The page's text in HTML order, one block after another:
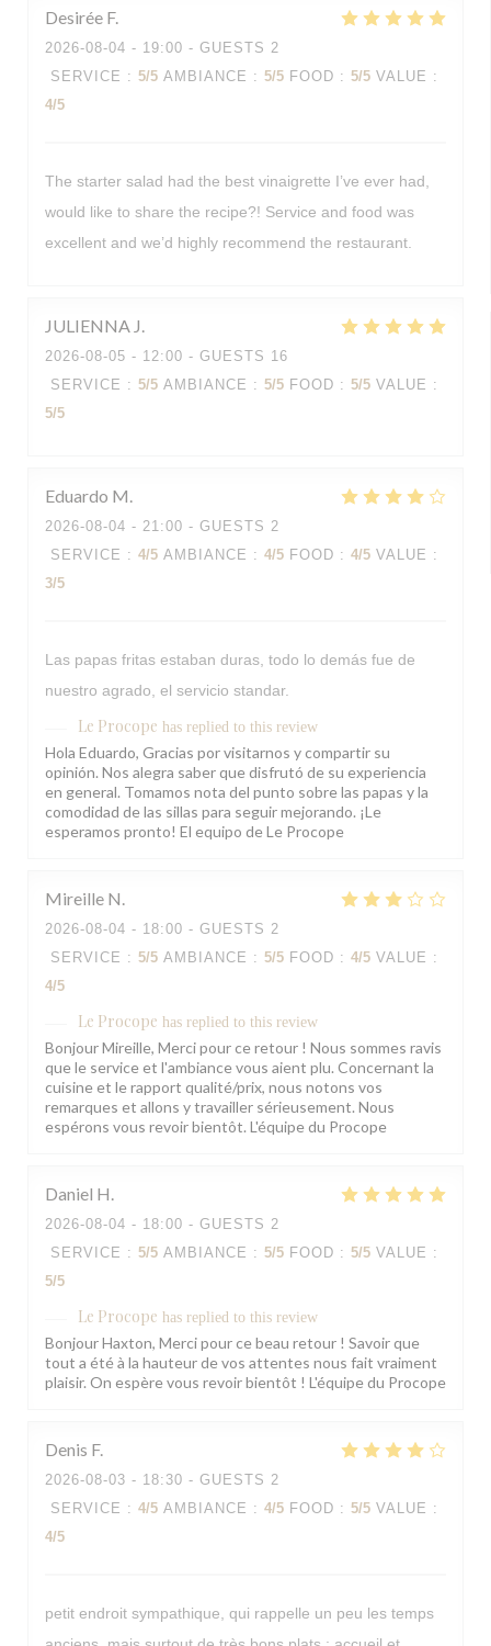
Desirée F
2026-08-04 - 19:00 - GUESTS 2
SERVICE : 5/5 AMBIANCE : 5/5 FOOD : 5/5 VALUE :
4/5
The starter salad had the best vinaigrette I’ve ever had,
would like to share the recipe?! Service and food was
excellent and we’d highly recommend the restaurant.
JULIENNA J
2026-08-05 - 12:00 - GUESTS 16
SERVICE : 5/5 AMBIANCE : 5/5 FOOD : 5/5 VALUE :
5/5
Eduardo M
2026-08-04 - 21:00 - GUESTS 2
SERVICE : 4/5 AMBIANCE : 4/5 FOOD : 4/5 VALUE :
3/5
Las papas fritas estaban duras, todo lo demás fue de
nuestro agrado, el servicio standar.
Le Procope has replied to this review
Hola Eduardo, Gracias por visitarnos y compartir su
opinión. Nos alegra saber que disfrutó de su experiencia
en general. Tomamos nota del punto sobre las papas y la
comodidad de las sillas para seguir mejorando. ¡Le
esperamos pronto! El equipo de Le Procope
Mireille N
2026-08-04 - 18:00 - GUESTS 2
SERVICE : 5/5 AMBIANCE : 5/5 FOOD : 4/5 VALUE :
4/5
Le Procope has replied to this review
Bonjour Mireille, Merci pour ce retour ! Nous sommes ravis
que le service et l'ambiance vous aient plu. Concernant la
cuisine et le rapport qualité/prix, nous notons vos
remarques et allons y travailler sérieusement. Nous
espérons vous revoir bientôt. L'équipe du Procope
Daniel H
2026-08-04 - 18:00 - GUESTS 2
SERVICE : 5/5 AMBIANCE : 5/5 FOOD : 5/5 VALUE :
5/5
Le Procope has replied to this review
Bonjour Haxton, Merci pour ce beau retour ! Savoir que
tout a été à la hauteur de vos attentes nous fait vraiment
plaisir. On espère vous revoir bientôt ! L'équipe du Procope
Denis F
2026-08-03 - 18:30 - GUESTS 2
SERVICE : 4/5 AMBIANCE : 4/5 FOOD : 5/5 VALUE :
4/5
petit endroit sympathique, qui rappelle un peu les temps